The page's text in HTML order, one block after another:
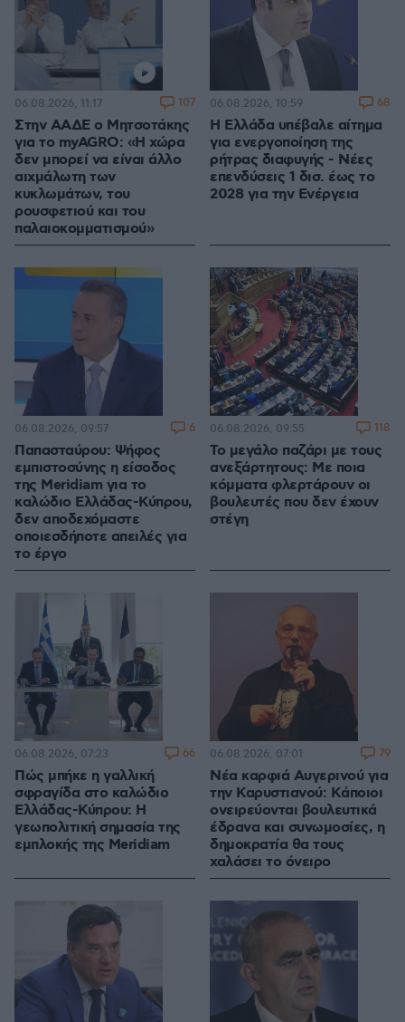
Στην ΑΑΔΕ ο Μητσοτάκης
για το myAGRO: «Η χώρα
δεν μπορεί να είναι άλλο
αιχμάλωτη των
κυκλωμάτων, του
ρουσφετιού και του
παλαιοκομματισμού»
06.08.2026, 11:17 107
Η Ελλάδα υπέβαλε αίτημα
για ενεργοποίηση της
ρήτρας διαφυγής - Νέες
επενδύσεις 1 δισ. έως το
2028 για την Ενέργεια
06.08.2026, 10:59 68
Παπασταύρου: Ψήφος
εμπιστοσύνης η είσοδος
της Meridiam για το
καλώδιο Ελλάδας-Κύπρου,
δεν αποδεχόμαστε
οποιεσδήποτε απειλές για
το έργο
06.08.2026, 09:57 6
Το μεγάλο παζάρι με τους
ανεξάρτητους: Με ποια
κόμματα φλερτάρουν οι
βουλευτές που δεν έχουν
στέγη
06.08.2026, 09:55 118
Πώς μπήκε η γαλλική
σφραγίδα στο καλώδιο
Ελλάδας-Κύπρου: Η
γεωπολιτική σημασία της
εμπλοκής της Meridiam
06.08.2026, 07:23 66
Νέα καρφιά Αυγερινού για
την Καρυστιανού: Kάποιοι
ονειρεύονται βουλευτικά
έδρανα και συνωμοσίες, η
δημοκρατία θα τους
χαλάσει το όνειρο
06.08.2026, 07:01 79